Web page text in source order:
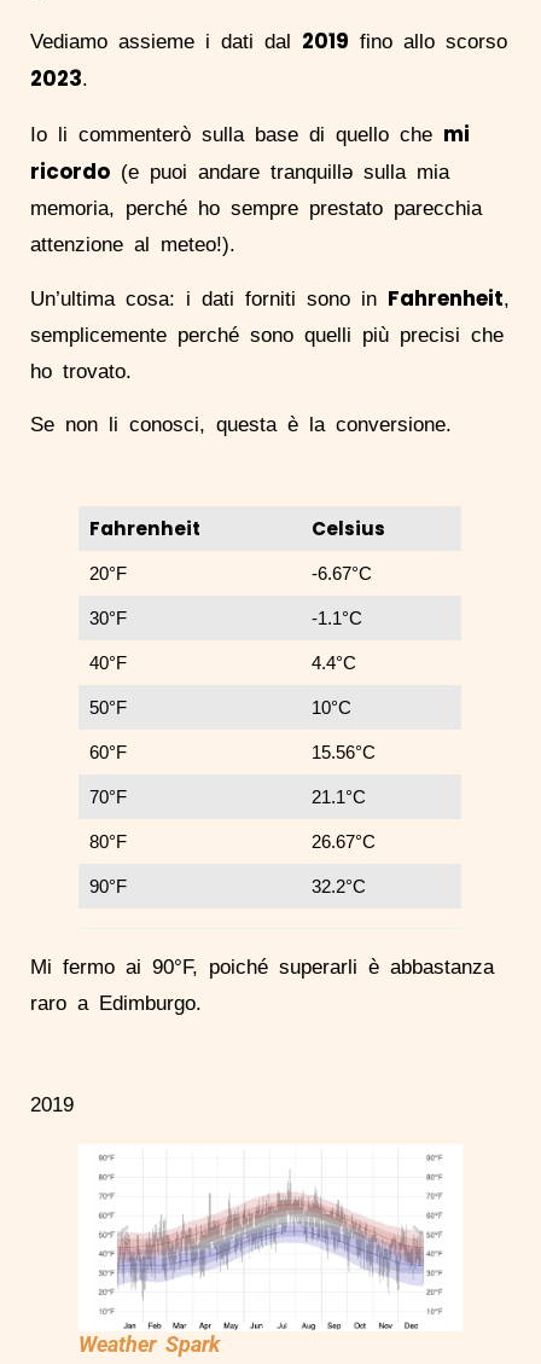
Vediamo assieme i dati dal 2019 fino allo scorso
2023.
Io li commenterò sulla base di quello che mi
ricordo (e puoi andare tranquillə sulla mia
memoria, perché ho sempre prestato parecchia
attenzione al meteo!).
Un’ultima cosa: i dati forniti sono in Fahrenheit,
semplicemente perché sono quelli più precisi che
ho trovato.
Se non li conosci, questa è la conversione.
Fahrenheit Celsius
20°F -6.67°C
30°F -1.1°C
40°F 4.4°C
50°F 10°C
60°F 15.56°C
70°F 21.1°C
80°F 26.67°C
90°F 32.2°C
Mi fermo ai 90°F, poiché superarli è abbastanza
raro a Edimburgo.
2019
Weather Spark